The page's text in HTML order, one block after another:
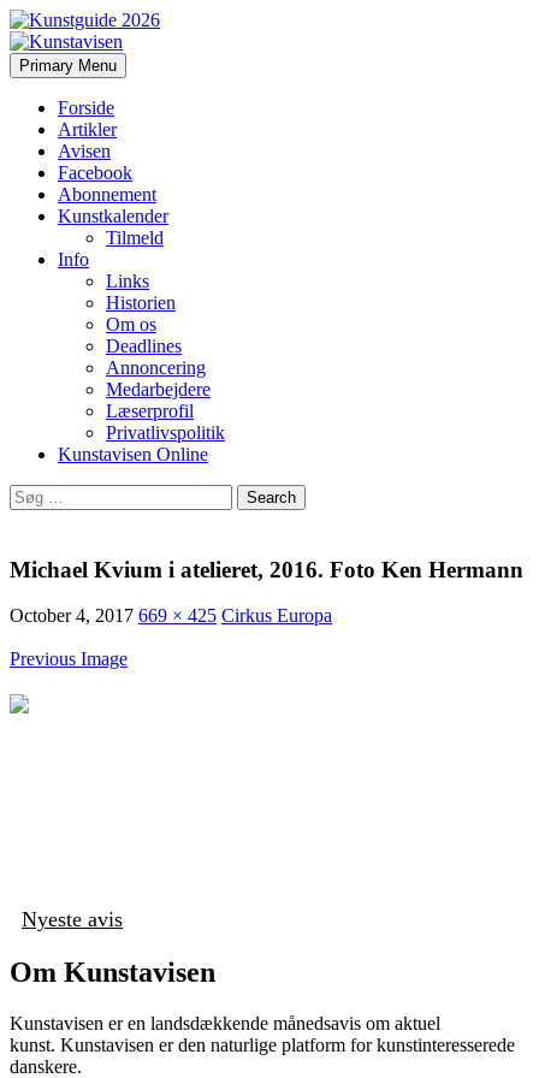
Kunstavisen
Search
Primary Menu Skip
to
Forside
Artikler
Avisen
Facebook
Abonnement
Kunstkalender
Tilmeld
Info
Links
Historien
Om os
Deadlines
Annoncering
Medarbejdere
Læserprofil
Privatlivspolitik
Kunstavisen Online
Search
for:
Michael Kvium i atelieret, 2016. Foto Ken Hermann
October 4, 2017 669 × 425 Cirkus Europa
Previous Image
Nyeste avis
Om Kunstavisen
Kunstavisen er en landsdækkende månedsavis om aktuel
kunst. Kunstavisen er den naturlige platform for kunstinteresserede
danskere.